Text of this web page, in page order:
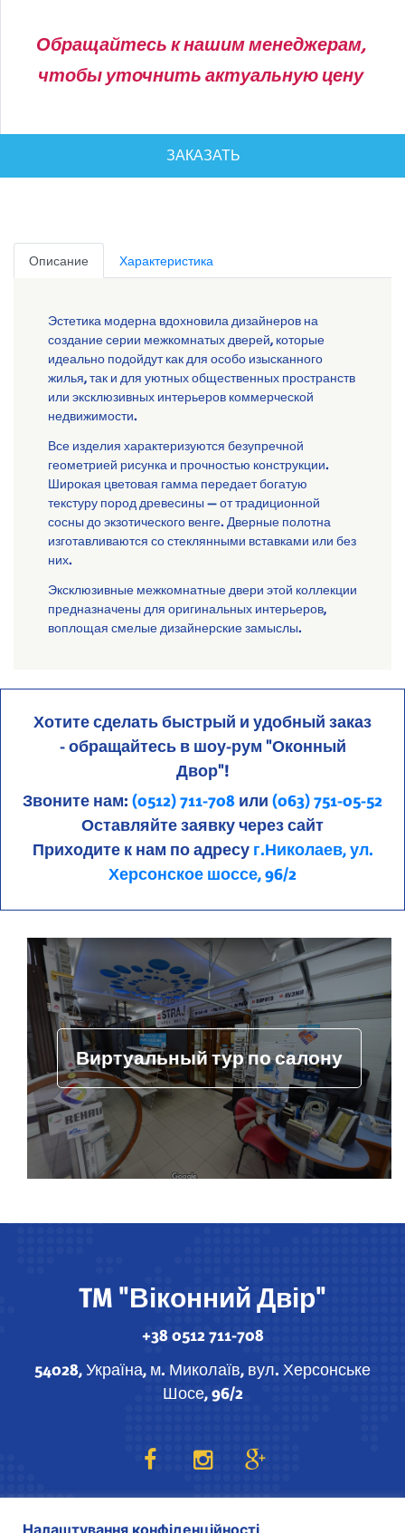
Обращайтесь к нашим менеджерам,
чтобы уточнить актуальную цену
ЗАКАЗАТЬ
Описание Характеристика
Эстетика модерна вдохновила дизайнеров на
создание серии межкомнатых дверей, которые
идеально подойдут как для особо изысканного
жилья, так и для уютных общественных пространств
или эксклюзивных интерьеров коммерческой
недвижимости.
Все изделия характеризуются безупречной
геометрией рисунка и прочностью конструкции.
Широкая цветовая гамма передает богатую
текстуру пород древесины — от традиционной
сосны до экзотического венге. Дверные полотна
изготавливаются со стеклянными вставками или без
них.
Эксклюзивные межкомнатные двери этой коллекции
предназначены для оригинальных интерьеров,
воплощая смелые дизайнерские замыслы.
Хотите сделать быстрый и удобный заказ
- обращайтесь в шоу-рум "Оконный
Двор"!
Звоните нам: (0512) 711-708 или (063) 751-05-52
Оставляйте заявку через сайт
Приходите к нам по адресу г.Николаев, ул.
Херсонское шоссе, 96/2
Виртуальный тур по салону
TM "Віконний Двір"
+38 0512 711-708
54028, Україна, м. Миколаїв, вул. Херсонське
Шосе, 96/2
Налаштування конфіденційності